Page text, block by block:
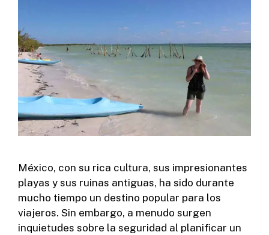
México, con su rica cultura, sus impresionantes
playas y sus ruinas antiguas, ha sido durante
mucho tiempo un destino popular para los
viajeros. Sin embargo, a menudo surgen
inquietudes sobre la seguridad al planificar un